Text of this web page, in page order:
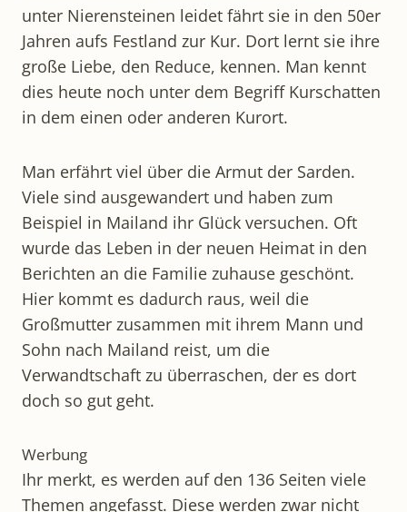
unter Nierensteinen leidet fährt sie in den 50er
Jahren aufs Festland zur Kur. Dort lernt sie ihre
große Liebe, den Reduce, kennen. Man kennt
dies heute noch unter dem Begriff Kurschatten
in dem einen oder anderen Kurort.
Man erfährt viel über die Armut der Sarden.
Viele sind ausgewandert und haben zum
Beispiel in Mailand ihr Glück versuchen. Oft
wurde das Leben in der neuen Heimat in den
Berichten an die Familie zuhause geschönt.
Hier kommt es dadurch raus, weil die
Großmutter zusammen mit ihrem Mann und
Sohn nach Mailand reist, um die
Verwandtschaft zu überraschen, der es dort
doch so gut geht.
Werbung
Ihr merkt, es werden auf den 136 Seiten viele
Themen angefasst. Diese werden zwar nicht